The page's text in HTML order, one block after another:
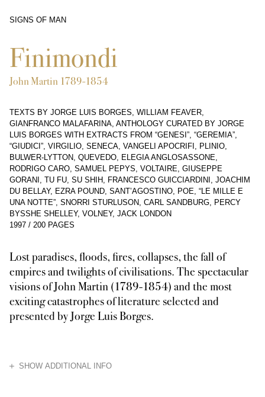
SIGNS OF MAN
Finimondi
John Martin 1789-1854
TEXTS BY JORGE LUIS BORGES, WILLIAM FEAVER,
GIANFRANCO MALAFARINA, ANTHOLOGY CURATED BY JORGE
LUIS BORGES WITH EXTRACTS FROM “GENESI”, “GEREMIA”,
“GIUDICI”, VIRGILIO, SENECA, VANGELI APOCRIFI, PLINIO,
BULWER-LYTTON, QUEVEDO, ELEGIA ANGLOSASSONE,
RODRIGO CARO, SAMUEL PEPYS, VOLTAIRE, GIUSEPPE
GORANI, TU FU, SU SHIH, FRANCESCO GUICCIARDINI, JOACHIM
DU BELLAY, EZRA POUND, SANT’AGOSTINO, POE, “LE MILLE E
UNA NOTTE”, SNORRI STURLUSON, CARL SANDBURG, PERCY
BYSSHE SHELLEY, VOLNEY, JACK LONDON
1997 / 200 PAGES
Lost paradises, floods, fires, collapses, the fall of
empires and twilights of civilisations. The spectacular
visions of John Martin (1789-1854) and the most
exciting catastrophes of literature selected and
presented by Jorge Luis Borges.
SHOW ADDITIONAL INFO